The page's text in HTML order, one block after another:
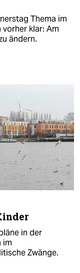
Thema im
klar: Am
ändern.
in der
im
Zwänge.